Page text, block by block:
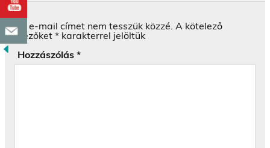
Az e-mail címet nem tesszük közzé. A kötelező
mezőket * karakterrel jelöltük
Hozzászólás *